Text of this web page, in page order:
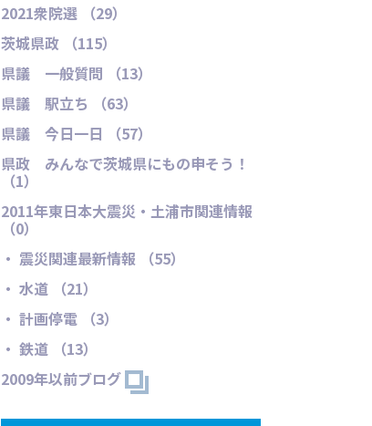
2021衆院選 （29）
茨城県政 （115）
県議 一般質問 （13）
県議 駅立ち （63）
県議 今日一日 （57）
県政 みんなで茨城県にもの申そう！
（1）
2011年東日本大震災・土浦市関連情報
（0）
・ 震災関連最新情報 （55）
・ 水道 （21）
・ 計画停電 （3）
・ 鉄道 （13）
2009年以前ブログ